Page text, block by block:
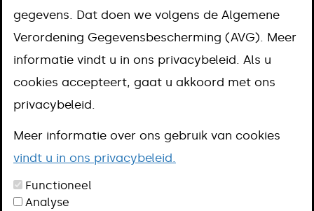
Belastingen
Bouwen, verbouwen of slopen
Huisnummering
gegevens. Dat doen we volgens de Algemene
Verordening Gegevensbescherming (AVG). Meer
informatie vindt u in ons privacybeleid. Als u
cookies accepteert, gaat u akkoord met ons
privacybeleid.
Meer informatie over ons gebruik van cookies
vindt u in ons privacybeleid.
Functioneel
Analyse